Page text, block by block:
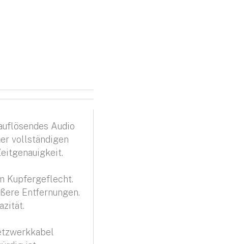
Audio
vollständigen
Kupfergeflecht.
Entfernungen.